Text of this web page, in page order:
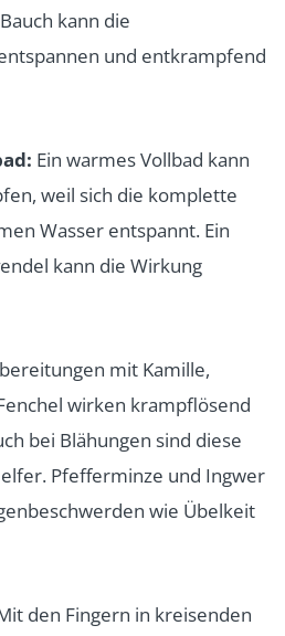
kann die
und entkrampfend
Ein warmes Vollbad kann
weil sich die komplette
Wasser entspannt. Ein
kann die Wirkung
mit Kamille,
wirken krampflösend
bei Blähungen sind diese
Pfefferminze und Ingwer
wie Übelkeit
den Fingern in kreisenden